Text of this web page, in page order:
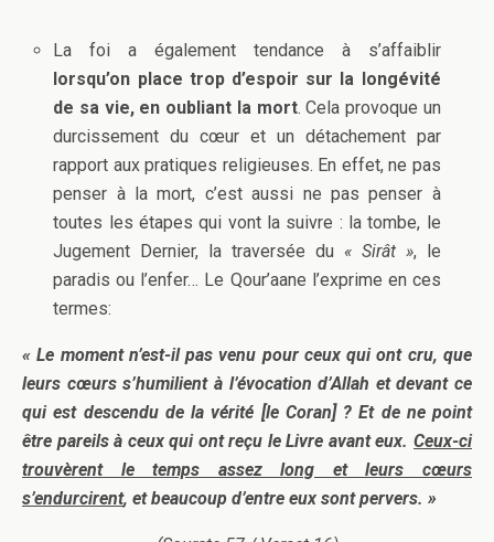
La foi a également tendance à s’affaiblir
lorsqu’on place trop d’espoir sur la longévité
de sa vie, en oubliant la mort. Cela provoque un
durcissement du cœur et un détachement par
rapport aux pratiques religieuses. En effet, ne pas
penser à la mort, c’est aussi ne pas penser à
toutes les étapes qui vont la suivre : la tombe, le
Jugement Dernier, la traversée du « Sirât », le
paradis ou l’enfer… Le Qour’aane l’exprime en ces
termes:
« Le moment n’est-il pas venu pour ceux qui ont cru, que
leurs cœurs s’humilient à l’évocation d’Allah et devant ce
qui est descendu de la vérité [le Coran] ? Et de ne point
être pareils à ceux qui ont reçu le Livre avant eux. Ceux-ci
trouvèrent le temps assez long et leurs cœurs
s’endurcirent, et beaucoup d’entre eux sont pervers. »